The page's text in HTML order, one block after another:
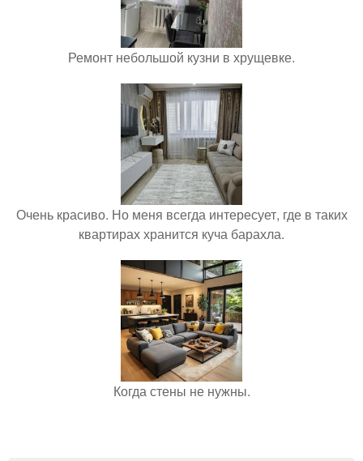
Ремонт небольшой кузни в хрущевке.
Очень красиво. Но меня всегда интересует, где в таких
квартирах хранится куча барахла.
Когда стены не нужны.